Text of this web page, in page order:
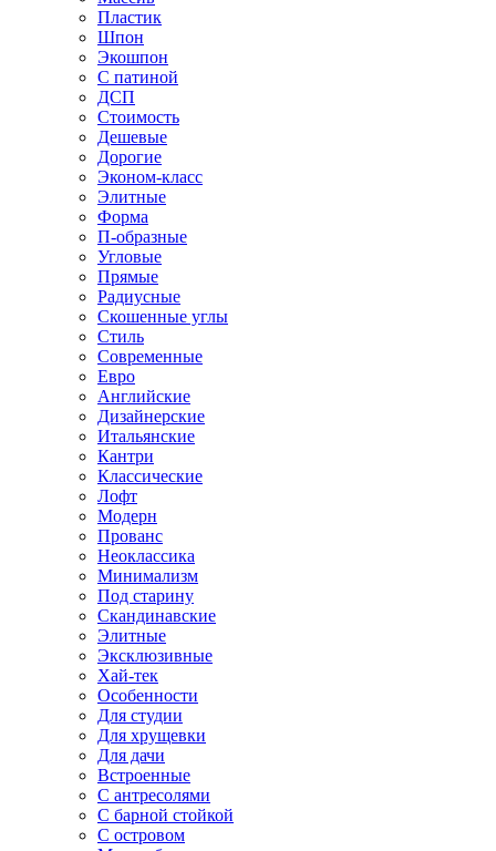
Пластик
Шпон
Экошпон
С патиной
ДСП
Стоимость
Дешевые
Дорогие
Эконом-класс
Элитные
Форма
П-образные
Угловые
Прямые
Радиусные
Скошенные углы
Стиль
Современные
Евро
Английские
Дизайнерские
Итальянские
Кантри
Классические
Лофт
Модерн
Прованс
Неоклассика
Минимализм
Под старину
Скандинавские
Элитные
Эксклюзивные
Хай-тек
Особенности
Для студии
Для хрущевки
Для дачи
Встроенные
С антресолями
С барной стойкой
С островом